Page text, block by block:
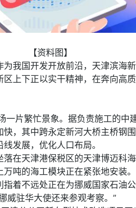
【资料图】
我国开发开放前沿，天津滨海
上下正以实干精神，在奔向高
一片繁忙景象。据负责施工的中
，其中跨永定新河大桥主桥钢
发展，优化人口布局。
在天津港保税区的天津博迈科
吨的海工模块正在紧张地安装。
着不远处正在为挪威国家石油
威驻华大使还来参观考察。”